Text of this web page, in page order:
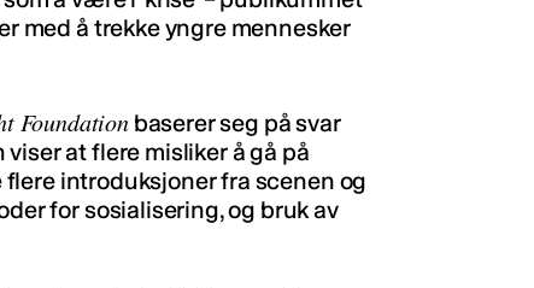
med å trekke yngre mennesker
Foundationbaserer seg på svar
at flere misliker å gå på
flere introduksjoner fra scenen og
for sosialisering, og bruk av